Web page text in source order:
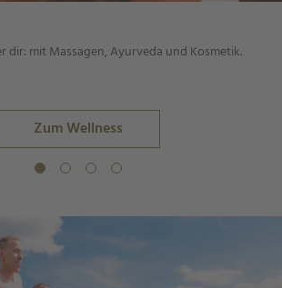
dir: mit Massagen, Ayurveda und Kosmetik.
Zum Wellness